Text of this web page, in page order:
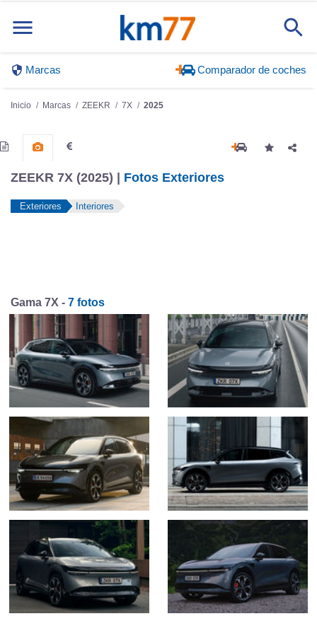
Marcas Comparador de coches
Inicio Marcas ZEEKR 7X 2025
ZEEKR 7X (2025) | Fotos Exteriores
Exteriores Interiores
Gama 7X - 7 fotos